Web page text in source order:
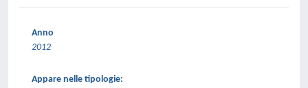
Anno
2012
Appare nelle tipologie: